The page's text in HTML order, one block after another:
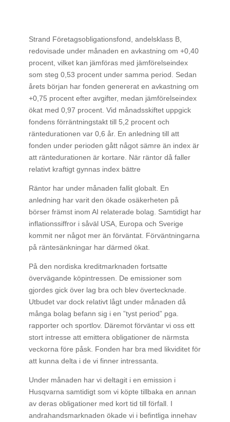
Strand Företagsobligationsfond, andelsklass B,
redovisade under månaden en avkastning om +0,40
procent, vilket kan jämföras med jämförelseindex
som steg 0,53 procent under samma period. Sedan
årets början har fonden genererat en avkastning om
+0,75 procent efter avgifter, medan jämförelseindex
ökat med 0,97 procent. Vid månadsskiftet uppgick
fondens förräntningstakt till 5,2 procent och
räntedurationen var 0,6 år. En anledning till att
fonden under perioden gått något sämre än index är
att räntedurationen är kortare. När räntor då faller
relativt kraftigt gynnas index bättre
Räntor har under månaden fallit globalt. En
anledning har varit den ökade osäkerheten på
börser främst inom AI relaterade bolag. Samtidigt har
inflationssiffror i såväl USA, Europa och Sverige
kommit ner något mer än förväntat. Förväntningarna
på räntesänkningar har därmed ökat.
På den nordiska kreditmarknaden fortsatte
övervägande köpintressen. De emissioner som
gjordes gick över lag bra och blev övertecknade.
Utbudet var dock relativt lågt under månaden då
många bolag befann sig i en ”tyst period” pga.
rapporter och sportlov. Däremot förväntar vi oss ett
stort intresse att emittera obligationer de närmsta
veckorna före påsk. Fonden har bra med likviditet för
att kunna delta i de vi finner intressanta.
Under månaden har vi deltagit i en emission i
Husqvarna samtidigt som vi köpte tillbaka en annan
av deras obligationer med kort tid till förfall. I
andrahandsmarknaden ökade vi i befintliga innehav